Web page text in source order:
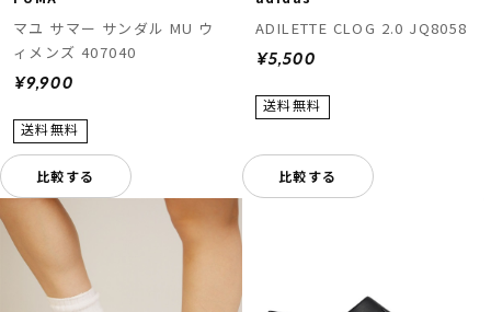
マユ サマー サンダル MU ウ
ィメンズ 407040
¥9,900
比較する
ADILETTE CLOG 2.0 JQ8058
¥5,500
比較する